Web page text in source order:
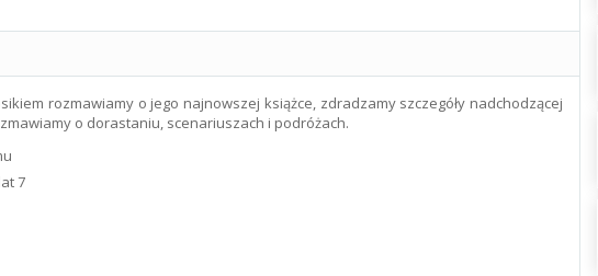
rozmawiamy o jego najnowszej książce, zdradzamy szczegóły nadchodzącej
o dorastaniu, scenariuszach i podróżach.
7